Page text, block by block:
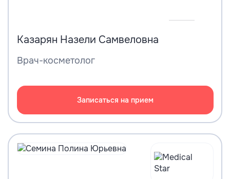
Казарян Назели Самвеловна
Врач-косметолог
Записаться на прием